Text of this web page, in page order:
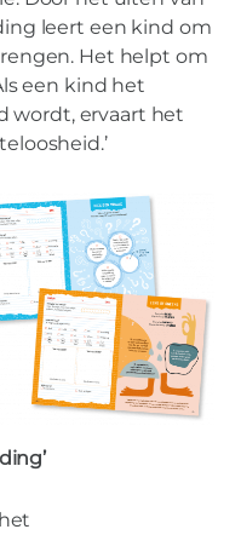
leert een kind om
Het helpt om
een kind het
wordt, ervaart het